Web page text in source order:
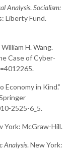
Analysis.Socialism:
Liberty Fund.
H. Wang.
Case of Cyber-
in Kind.”
2525-6_5.
York: McGraw-Hill.
Analysis. New York: